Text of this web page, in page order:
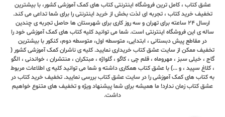
عشق کتاب ، کامل ترین فروشگاه اینترنتی کتاب های کمک آموزشی کشور، با بیشترین
تخفیف خرید کتاب ، تجربه ای لذت بخش از خرید اینترنتی را برای شما تداعی می کند.
ارسال ٢٤ ساعته برای تهران و سه روز کاری برای شهرستان ها حاصل تجربه ی چندین
ساله ی این فروشگاه اینترنتی است. شما می توانید کلیه کتاب های کمک آموزشی خود را
در مقاطع پیش دبستانی ، ابتدایی، متوسطه اول، متوسطه دوم، کنکور با بیشترین
تخفیف ممکن از سایت عشق کتاب خریداری نمایید. کلیه ی ناشران کمک آموزشی کشور (
گاج ، خیلی سبز ، مهروماه ، قلم چی ، کاگو ، گلواژه ، مبتکران ، منتشران ، خواندنی ، الگو
، کلاغ سپید ، و ...) با عشق کتاب همکاری داشته و شما می توانید کلیه ی اطلاعات مربوط
به کتاب های کمک آموزشی را در سایت عشق کتاب بررسی نمایید. تخفیف خرید کتاب در
عشق کتاب زمان ندارد! ما همیشه برای شما پیشنهاد ویژه و تخفیف های متنوع خواهیم
داشت.